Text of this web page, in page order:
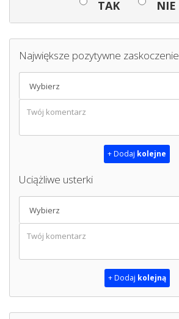
TAK NIE
Największe pozytywne zaskoczenie
+ Dodaj kolejne
Uciążliwe usterki
+ Dodaj kolejną